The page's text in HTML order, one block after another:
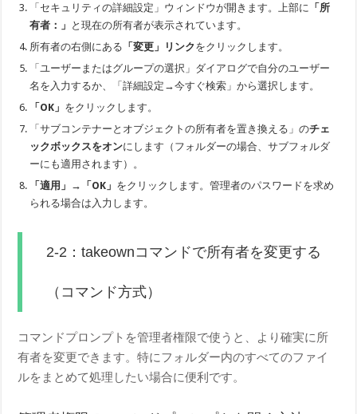
「セキュリティの詳細設定」ウィンドウが開きます。上部に 「所
有者：」 と現在の所有者が表示されています。
所有者の右側にある 「変更」リンクをクリックします。
「ユーザーまたはグループの選択」ダイアログで自分のユーザー
名を入力するか、「詳細設定→今すぐ検索」から選択します。
「OK」 をクリックします。
「サブコンテナーとオブジェクトの所有者を置き換える」のチェ
ックボックスをオンにします（フォルダーの場合、サブフォルダ
ーにも適用されます）。
「適用」→「OK」 をクリックします。管理者のパスワードを求め
られる場合は入力します。
2-2：takeownコマンドで所有者を変更する
（コマンド方式）
コマンドプロンプトを管理者権限で使うと、より確実に所
有者を変更できます。特にフォルダー内のすべてのファイ
ルをまとめて処理したい場合に便利です。